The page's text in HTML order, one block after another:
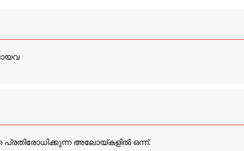
പ്രതിരോധിക്കുന്ന അലോയ്കളിൽ ഒന്ന്.